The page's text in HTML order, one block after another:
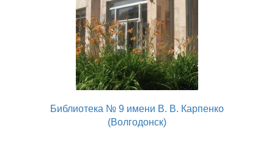
Библиотека № 9 имени В. В. Карпенко
(Волгодонск)